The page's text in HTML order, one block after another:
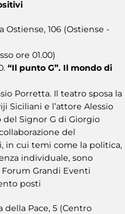
Ostiense, 106 (Ostiense -
ore 01.00)
“Il punto G”. Il mondo di
Porretta. Il teatro sposa la
Siciliani e l’attore Alessio
Signor G di Giorgio
del
in cui temi come la politica,
individuale, sono
Grandi Eventi
posti
della Pace, 5 (Centro